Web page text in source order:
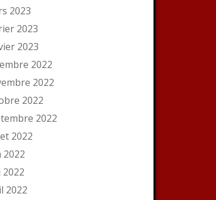
2023
2023
2023
2022
2022
2022
2022
2022
2022
2022
2022